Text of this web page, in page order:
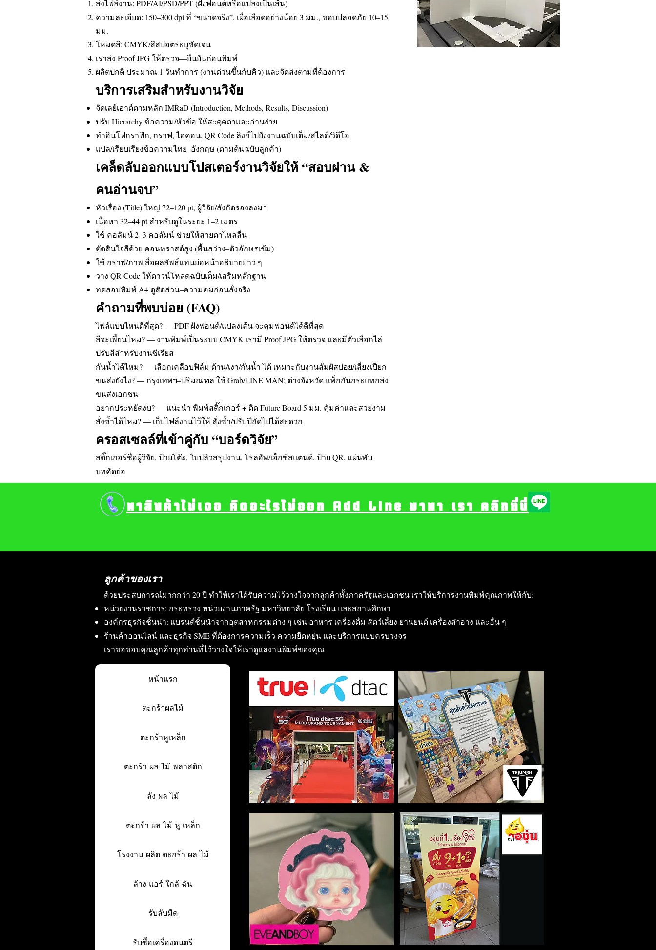
ส่งไฟล์งาน: PDF/AI/PSD/PPT (ฝังฟอนต์หรือแปลงเป็นเส้น)
ความละเอียด: 150–300 dpi ที่ “ขนาดจริง”, เผื่อเลือดอย่างน้อย 3 มม., ขอบปลอดภัย 10–15
มม.
โหมดสี: CMYK/สีสปอตระบุชัดเจน
เราส่ง Proof JPG ให้ตรวจ—ยืนยันก่อนพิมพ์
ผลิตปกติ ประมาณ 1 วันทำการ (งานด่วนขึ้นกับคิว) และจัดส่งตามที่ต้องการ
บริการเสริมสำหรับงานวิจัย
จัดเลย์เอาต์ตามหลัก IMRaD (Introduction, Methods, Results, Discussion)
ปรับ Hierarchy ข้อความ/หัวข้อ ให้สะดุดตาและอ่านง่าย
ทำอินโฟกราฟิก, กราฟ, ไอคอน, QR Code ลิงก์ไปยังงานฉบับเต็ม/สไลด์/วิดีโอ
แปล/เรียบเรียงข้อความไทย–อังกฤษ (ตามต้นฉบับลูกค้า)
เคล็ดลับออกแบบโปสเตอร์งานวิจัยให้ “สอบผ่าน &
คนอ่านจบ”
หัวเรื่อง (Title) ใหญ่ 72–120 pt, ผู้วิจัย/สังกัดรองลงมา
เนื้อหา 32–44 pt สำหรับดูในระยะ 1–2 เมตร
ใช้ คอลัมน์ 2–3 คอลัมน์ ช่วยให้สายตาไหลลื่น
ตัดสินใจสีด้วย คอนทราสต์สูง (พื้นสว่าง–ตัวอักษรเข้ม)
ใช้ กราฟ/ภาพ สื่อผลลัพธ์แทนย่อหน้าอธิบายยาว ๆ
วาง QR Code ให้ดาวน์โหลดฉบับเต็ม/เสริมหลักฐาน
ทดสอบพิมพ์ A4 ดูสัดส่วน–ความคมก่อนสั่งจริง
คำถามที่พบบ่อย (FAQ)
ไฟล์แบบไหนดีที่สุด? — PDF ฝังฟอนต์/แปลงเส้น จะคุมฟอนต์ได้ดีที่สุด
สีจะเพี้ยนไหม? — งานพิมพ์เป็นระบบ CMYK เรามี Proof JPG ให้ตรวจ และมีตัวเลือกไล่
ปรับสีสำหรับงานซีเรียส
กันน้ำได้ไหม? — เลือกเคลือบฟิล์ม ด้าน/เงา/กันน้ำ ได้ เหมาะกับงานสัมผัสบ่อย/เสี่ยงเปียก
ขนส่งยังไง? — กรุงเทพฯ–ปริมณฑล ใช้ Grab/LINE MAN; ต่างจังหวัด แพ็กกันกระแทกส่ง
ขนส่งเอกชน
อยากประหยัดงบ? — แนะนำ พิมพ์สติ๊กเกอร์ + ติด Future Board 5 มม. คุ้มค่าและสวยงาม
สั่งซ้ำได้ไหม? — เก็บไฟล์งานไว้ให้ สั่งซ้ำ/ปรับปีถัดไปได้สะดวก
ครอสเซลล์ที่เข้าคู่กับ “บอร์ดวิจัย”
สติ๊กเกอร์ชื่อผู้วิจัย, ป้ายโต๊ะ, ใบปลิวสรุปงาน, โรลอัพ/เอ็กซ์สแตนด์, ป้าย QR, แผ่นพับ
บทคัดย่อ
ลูกค้าของเรา
ด้วยประสบการณ์มากกว่า 20 ปี ทำให้เราได้รับความไว้วางใจจากลูกค้าทั้งภาครัฐและเอกชน เราให้บริการงานพิมพ์คุณภาพให้กับ:
หน่วยงานราชการ: กระทรวง หน่วยงานภาครัฐ มหาวิทยาลัย โรงเรียน และสถานศึกษา
องค์กรธุรกิจชั้นนำ: แบรนด์ชั้นนำจากอุตสาหกรรมต่าง ๆ เช่น อาหาร เครื่องดื่ม สัตว์เลี้ยง ยานยนต์ เครื่องสำอาง และอื่น ๆ
ร้านค้าออนไลน์ และธุรกิจ SME ที่ต้องการความเร็ว ความยืดหยุ่น และบริการแบบครบวงจร
เราขอขอบคุณลูกค้าทุกท่านที่ไว้วางใจให้เราดูแลงานพิมพ์ของคุณ
หน้าแรก
ตะกร้าผลไม้
ตะกร้าหูเหล็ก
ตะกร้า ผล ไม้ พลาสติก
ลัง ผล ไม้
ตะกร้า ผล ไม้ หู เหล็ก
โรงงาน ผลิต ตะกร้า ผล ไม้
ล้าง แอร์ ใกล้ ฉัน
รับลับมีด
รับซื้อเครื่องดนตรี
หาสินค้าไม่เจอ คิดอะไรไม่ออก Add Line มาหา เรา คลิกที่นี่